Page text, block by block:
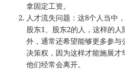
拿固定工资。
人才流失问题：这8个人当中
股东1、股东2的人，这样的
外，通常还希望能够更多参与
决策权，因为这样才能施展才
他们经常会离开。